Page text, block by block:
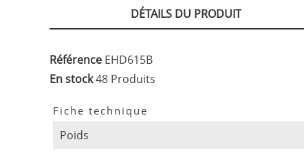
DÉTAILS DU PRODUIT
Référence EHD615B
En stock48 Produits
Fiche technique
Poids